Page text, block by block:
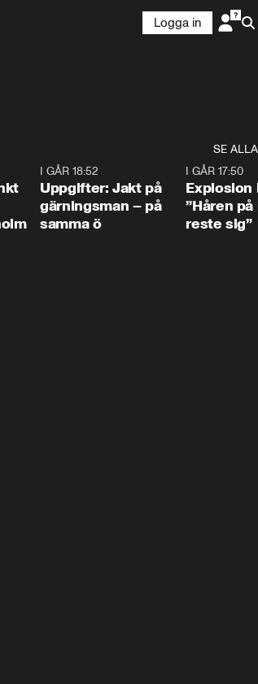
Logga in
SE ALLA
I GÅR 18:52
Uppgifter: Jakt på
gärningsman – på
samma ö
I GÅR 17:50
Explosion
”Håren
reste sig”